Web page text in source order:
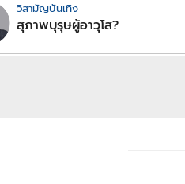
วิสามัญบันเทิง
สุภาพบุรุษผู้อาวุโส?